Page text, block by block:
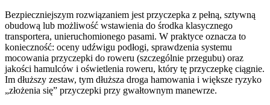
Bezpieczniejszym rozwiązaniem jest przyczepka z pełną, sztywną
obudową lub możliwość wstawienia do środka klasycznego
transportera, unieruchomionego pasami. W praktyce oznacza to
konieczność: oceny udźwigu podłogi, sprawdzenia systemu
mocowania przyczepki do roweru (szczególnie przegubu) oraz
jakości hamulców i oświetlenia roweru, który tę przyczepkę ciągnie.
Im dłuższy zestaw, tym dłuższa droga hamowania i większe ryzyko
„złożenia się” przyczepki przy gwałtownym manewrze.